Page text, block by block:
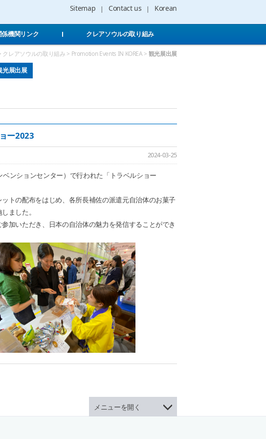
Sitemap Contact us Korean
係機関リンク クレアソウルの取り組み
クレアソウルの取り組み > Promotion Events IN KOREA > 観光展出展
光展出展
ー2023
2024-03-25
ンションセンター）で行われた「トラベルショー
トの配布をはじめ、各所長補佐の派遣元自治体のお菓子
ました。
加いただき、日本の自治体の魅力を発信することができ
メニューを開く